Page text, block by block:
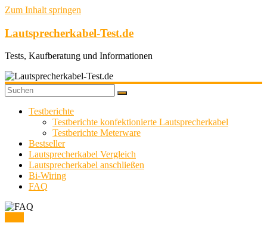
Zum Inhalt springen
Lautsprecherkabel-Test.de
Tests, Kaufberatung und Informationen
Testberichte
Testberichte konfektionierte Lautsprecherkabel
Testberichte Meterware
Bestseller
Lautsprecherkabel Vergleich
Lautsprecherkabel anschließen
Bi-Wiring
FAQ